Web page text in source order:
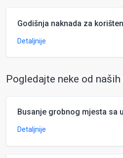
Godišnja naknada za
Detaljnije
Pogledajte neke od
Busanje grobnog mjesta sa
Detaljnije